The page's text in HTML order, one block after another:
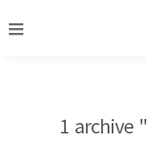
1 archive "